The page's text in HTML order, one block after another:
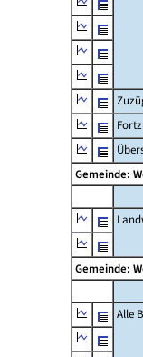
Gemeinde:
Gemeinde:
Alle